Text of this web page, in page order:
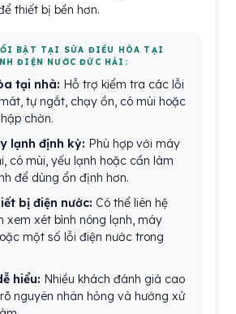
thiết bị bền hơn.
BẬT TẠI SỬA ĐIỀU HÒA TẠI
ĐIỆN NƯỚC ĐỨC HẢI:
tại nhà: Hỗ trợ kiểm tra các lỗi
tự ngắt, chạy ồn, có mùi hoặc
chờn.
lạnh định kỳ: Phù hợp với máy
có mùi, yếu lạnh hoặc cần làm
để dùng ổn định hơn.
bị điện nước: Có thể liên hệ
xem xét bình nóng lạnh, máy
một số lỗi điện nước trong
hiểu: Nhiều khách đánh giá cao
nguyên nhân hỏng và hướng xử